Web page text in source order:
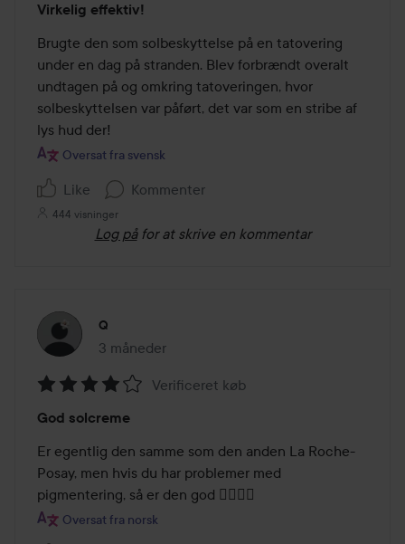
5
ud
af
5
Virkelig effektiv!
Brugte den som solbeskyttelse på en tatovering
under en dag på stranden. Blev forbrændt overalt
undtagen på og omkring tatoveringen, hvor
solbeskyttelsen var påført, det var som en stribe af
lys hud der!
Oversat fra svensk
Like Kommenter
444 visninger
Log på for at skrive en kommentar
Q
3 måneder
Posten blev oprettet 3 måneder
4
ud
af
5
Verificeret køb
God solcreme
Er egentlig den samme som den anden La Roche-
Posay, men hvis du har problemer med
pigmentering, så er den god 👍🏼👍🏼
Oversat fra norsk